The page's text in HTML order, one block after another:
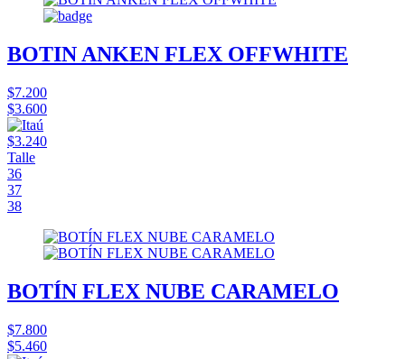
BOTIN ANKEN FLEX OFFWHITE
$7.200
$3.600
$3.240
Talle
36
37
38
BOTÍN FLEX NUBE CARAMELO
$7.800
$5.460